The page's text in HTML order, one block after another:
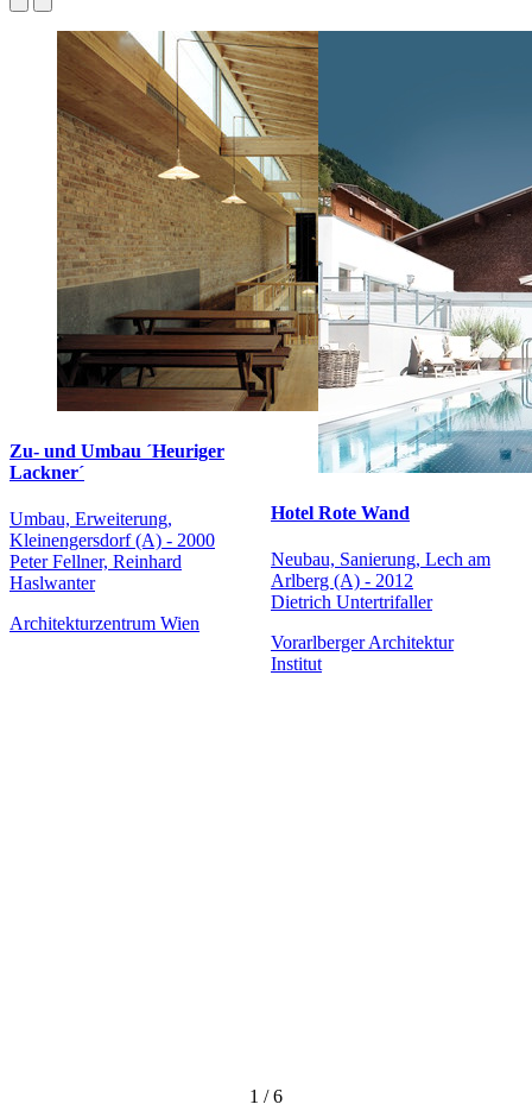
1 /6
Zu- und Umbau ´Heuriger
Lackner´
Umbau, Erweiterung,
Kleinengersdorf (A) - 2000
Peter Fellner, Reinhard
Haslwanter
Architekturzentrum Wien
Hotel Rote Wand
Neubau, Sanierung, Lech am
Arlberg (A) - 2012
Dietrich Untertrifaller
Vorarlberger Architektur
Institut